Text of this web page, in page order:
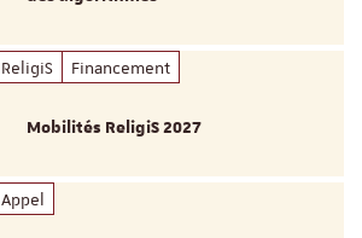
ReligiS Financement
Mobilités ReligiS 2027
Appel